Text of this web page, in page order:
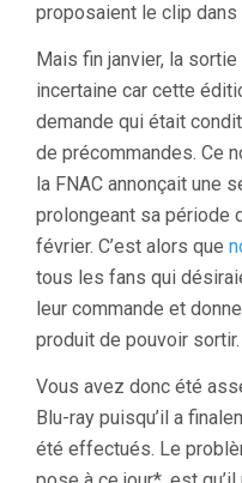
proposaient le clip dans
Mais fin janvier, la
incertaine car cette
demande qui était
de précommandes. Ce
la FNAC annonçait une
prolongeant sa période
février. C’est alors que
tous les fans qui
leur commande et
produit de pouvoir sortir.
Vous avez donc été
Blu-ray puisqu’il a
été effectués. Le